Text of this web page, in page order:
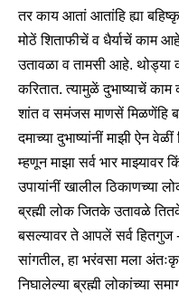
तर काय आतां आतांहि ह्या
मोठें शिताफीचें व धैर्याचें काम
उतावळा व तामसी आहे. थोड्या
करितात. त्यामुळें दुभाष्याचें
शांत व समंजस माणसें मिळणेंहि
दमाच्या दुभाष्यांनीं माझी ऐन
म्हणून माझा सर्व भार
उपायांनीं खालील ठिकाणच्या
ब्रह्मी लोक जितके उतावळे
बसल्यावर ते आपलें सर्व
सांगतील, हा भरंवसा मला
निघालेल्या ब्रह्मी लोकांच्या